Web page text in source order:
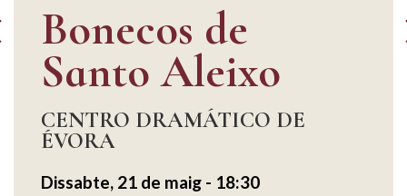
Bonecos de
Santo Aleixo
CENTRO DRAMÁTICO DE
ÉVORA
Dissabte, 21 de maig - 18:30